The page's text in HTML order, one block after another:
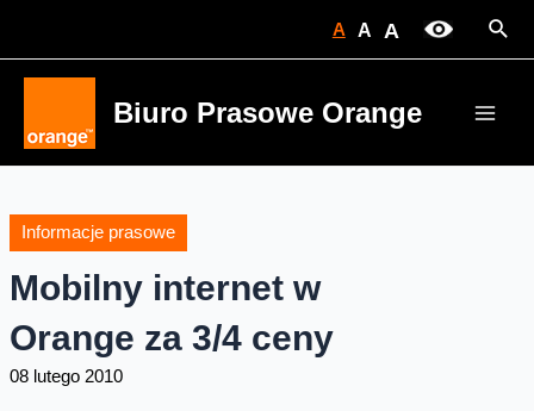
A A A
Biuro Prasowe Orange
Informacje prasowe
Mobilny internet w
Orange za 3/4 ceny
08 lutego 2010